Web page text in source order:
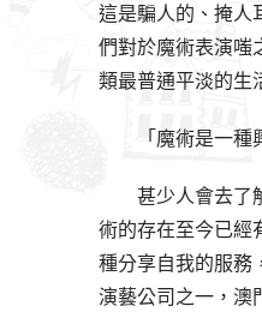
這是騙人的、掩人
們對於魔術表演嗤
類最普通平淡的生
「魔術是一
甚少人會去了
術的存在至今已經
種分享自我的服務
演藝公司之一，澳